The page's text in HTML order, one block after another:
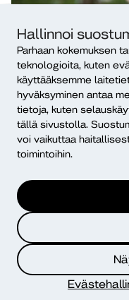
Hallinnoi
Parhaan kokemuksen
teknologioita, kuten
käyttääksemme
hyväksyminen antaa
tietoja, kuten
tällä sivustolla.
voi vaikuttaa
toimintoihin.
Yhteystiedot